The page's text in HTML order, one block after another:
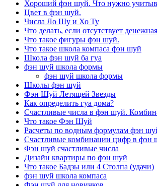
Хороший фэн шуй. Что нужно
Цвет в фэн шуй.
Числа Ло Шу и Хо Ту
Что делать, если отсутствует
Что такое фигуры фэн шуй.
Что такое школа компаса фэн шуй
Школа фэн шуй ба гуа
фэн шуй школа формы
фэн шуй школа формы
Школы фэн шуй
Фэн Шуй Летящей Звезды
Как определить гуа дома?
Счастливые числа в фэн шуй.
Что такое Фэн Шуй
Расчеты по водным формулам фэн
Счастливые комбинации цифр в фэн
Фэн шуй счастливые числа
Дизайн квартиры по фэн шуй
Что такое Бадзы или 4 Столпа (удачи)
фэн шуй школа компаса